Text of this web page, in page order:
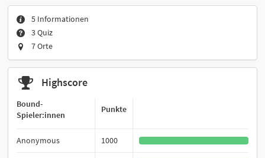
5 Informationen
3 Quiz
7 Orte
Highscore
Bound-
Spieler:innen
Punkte
Anonymous 1000